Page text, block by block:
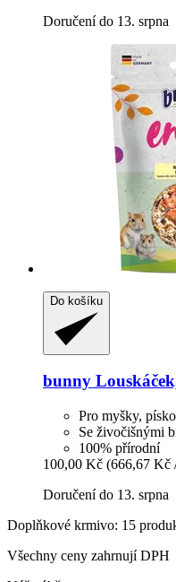
Doručení do 13. srpna
Do košíku
bunny
Pro myšky,
Se živočišnými
100% přírodní
100,00 Kč (666,67 Kč
Doručení do 13. srpna
Doplňkové krmivo: 15
Všechny ceny zahrnují DPH